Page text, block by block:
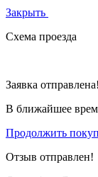
Закрыть
Схема проезда
Заявка отправлена!
В ближайшее
Продолжить
Отзыв отправлен!